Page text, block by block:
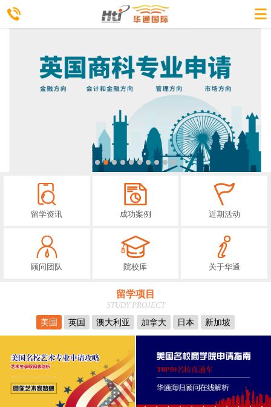
留学资讯 成功案例 近期活动
顾问团队 院校库 关于华通
留学项目
STUDY PROJECT
美国
英国 澳大利亚 加拿大 日本 新加坡